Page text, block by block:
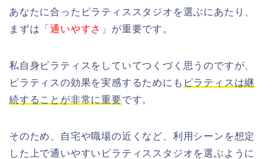
あなたに合ったピラティススタジオを選ぶにあたり、
まずは「通いやすさ 」が重要です。
私自身ピラティスをしていてつくづく思うのですが、
ピラティスの効果を実感するためにも ピラティスは継
続することが非常に重要です。
そのため、自宅や職場の近くなど、利用シーンを想定
した上で通いやすいピラティススタジオを選ぶように